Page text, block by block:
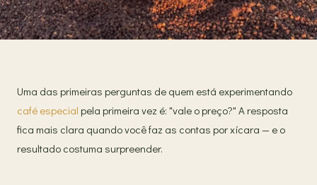
Uma das primeiras perguntas de quem está experimentando
café especial pela primeira vez é: "vale o preço?" A resposta
fica mais clara quando você faz as contas por xícara — e o
resultado costuma surpreender.